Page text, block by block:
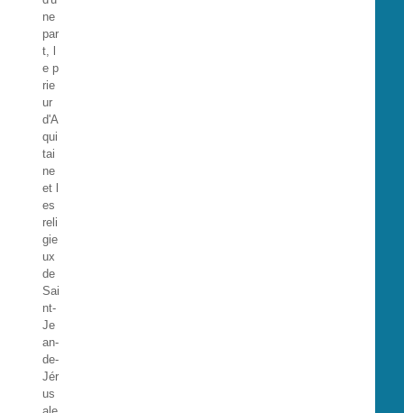
ne
par
t, l
e p
rie
ur
d'A
qui
tai
ne
et l
es
reli
gie
ux
de
Sai
nt-
Je
an-
de-
Jér
us